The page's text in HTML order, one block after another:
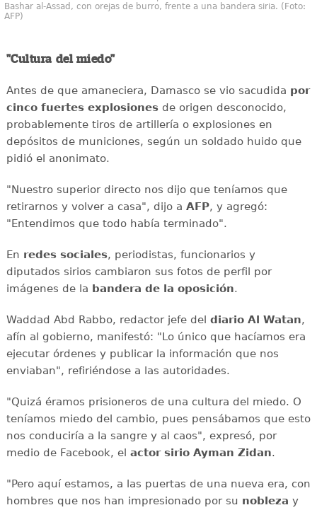
Bashar al-Assad, con orejas de burro, frente a una bandera siria. (Foto:
AFP)
"Cultura del miedo"
Antes de que amaneciera, Damasco se vio sacudida por
cinco fuertes explosionesde origen desconocido,
probablemente tiros de artillería o explosiones en
depósitos de municiones, según un soldado huido que
pidió el anonimato.
"Nuestro superior directo nos dijo que teníamos que
retirarnos y volver a casa", dijo a AFP, y agregó:
"Entendimos que todo había terminado".
En redes sociales, periodistas, funcionarios y
diputados sirios cambiaron sus fotos de perfil por
imágenes de la bandera de la oposición.
Waddad Abd Rabbo, redactor jefe del diario Al Watan,
afín al gobierno, manifestó: "Lo único que hacíamos era
ejecutar órdenes y publicar la información que nos
enviaban", refiriéndose a las autoridades.
"Quizá éramos prisioneros de una cultura del miedo. O
teníamos miedo del cambio, pues pensábamos que esto
nos conduciría a la sangre y al caos", expresó, por
medio de Facebook, el actor sirio Ayman Zidan.
"Pero aquí estamos, a las puertas de una nueva era, con
hombres que nos han impresionado por su nobleza y